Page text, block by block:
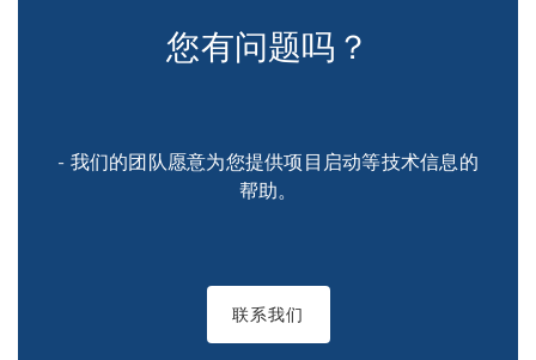
您有问题吗？
- 我们的团队愿意为您提供项目启动等技术信息的
帮助。
联系我们